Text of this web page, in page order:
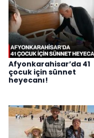
Afyonkarahisar’da 41
çocuk için sünnet
heyecanı!